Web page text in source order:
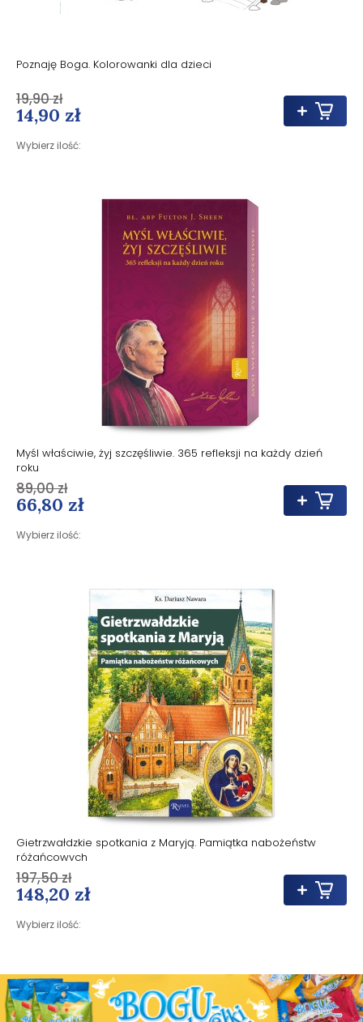
Poznaję Boga. Kolorowanki dla dzieci
14,90 zł
Wybierz ilość:
19,90 zł
Myśl właściwie, żyj szczęśliwie. 365 refleksji na każdy dzień
roku
66,80 zł
Wybierz ilość:
89,00 zł
Gietrzwałdzkie spotkania z Maryją. Pamiątka nabożeństw
różańcowych
148,20 zł
Wybierz ilość:
197,50 zł